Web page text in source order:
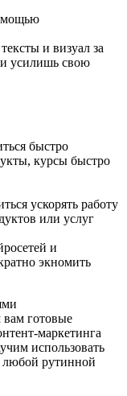
и визуал за
усилишь свою
быстро
курсы быстро
ускорять работу
или услуг
и
экномить
готовые
маркетинга
использовать
любой рутинной